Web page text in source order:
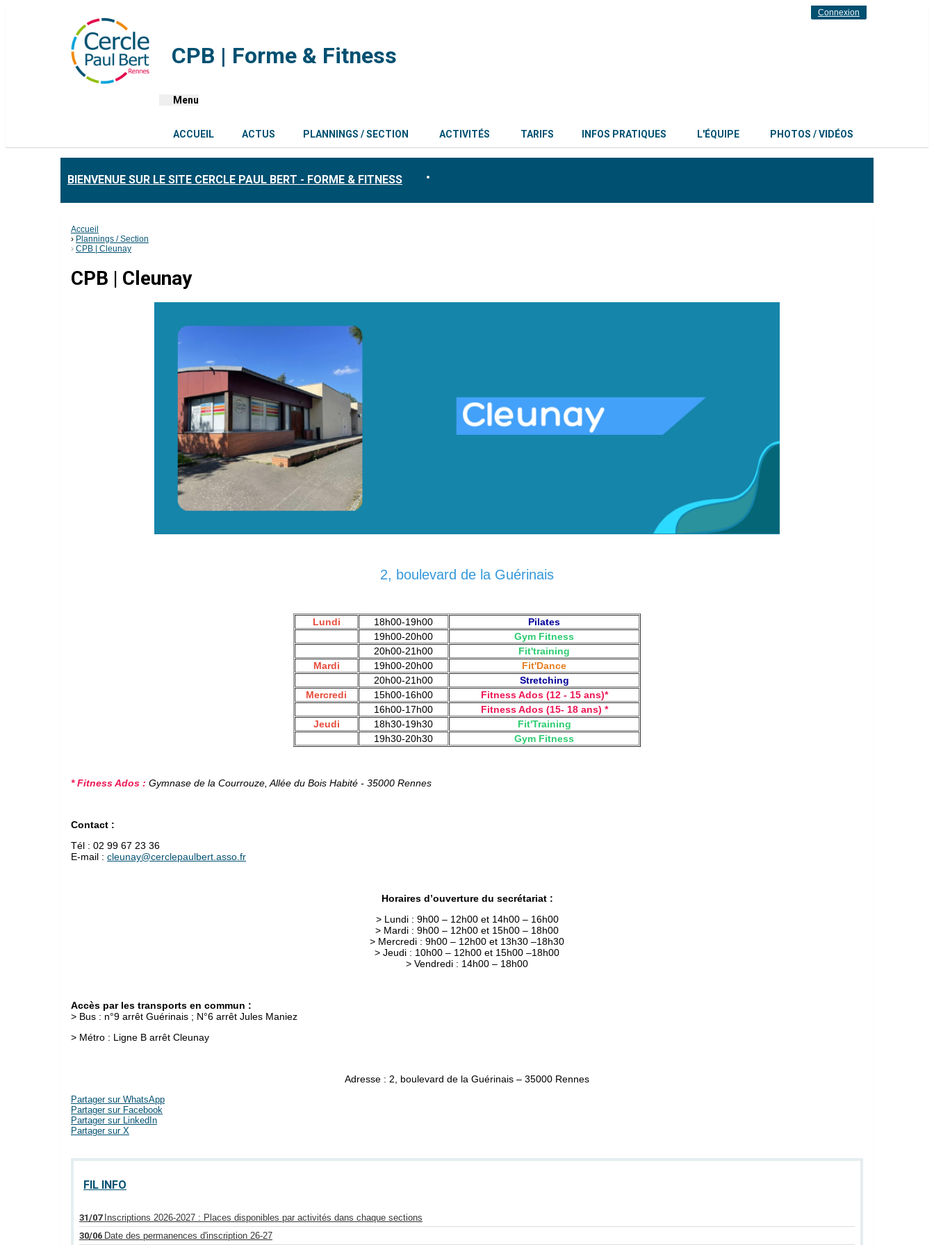
Connexion
CPB | Forme & Fitness
Menu
ACCUEIL ACTUS PLANNINGS / SECTION ACTIVITÉS TARIFS INFOS PRATIQUES L'ÉQUIPE PHOTOS / VIDÉOS
BIENVENUE SUR LE SITE CERCLE PAUL BERT - FORME & FITNESS
Accueil
Plannings / Section
CPB | Cleunay
CPB | Cleunay
2, boulevard de la Guérinais
Lundi 18h00-19h00
Pilates
19h00-20h00
Gym Fitness
20h00-21h00
Fit'training
Mardi
19h00-20h00
Fit'Dance
20h00-21h00
Stretching
Mercredi
15h00-16h00
Fitness Ados (12 - 15 ans)*
16h00-17h00
Fitness Ados (15- 18 ans) *
Jeudi
18h30-19h30
Fit'Training
19h30-20h30
Gym Fitness
* Fitness Ados : Gymnase de la Courrouze, Allée du Bois Habité - 35000 Rennes
Contact :
Tél : 02 99 67 23 36
E-mail : cleunay@cerclepaulbert.asso.fr
Horaires d’ouverture du secrétariat :
> Lundi : 9h00 – 12h00 et 14h00 – 16h00
> Mardi : 9h00 – 12h00 et 15h00 – 18h00
> Mercredi : 9h00 – 12h00 et 13h30 –18h30
> Jeudi : 10h00 – 12h00 et 15h00 –18h00
> Vendredi : 14h00 – 18h00
Accès par les transports en commun :
> Bus : n°9 arrêt Guérinais ; N°6 arrêt Jules Maniez
> Métro : Ligne B arrêt Cleunay
Adresse : 2, boulevard de la Guérinais – 35000 Rennes
Partager sur WhatsApp
Partager sur Facebook
Partager sur LinkedIn
Partager sur X
FIL INFO
31/07 Inscriptions 2026-2027 : Places disponibles par activités dans chaque sections
30/06 Date des permanences d'inscription 26-27